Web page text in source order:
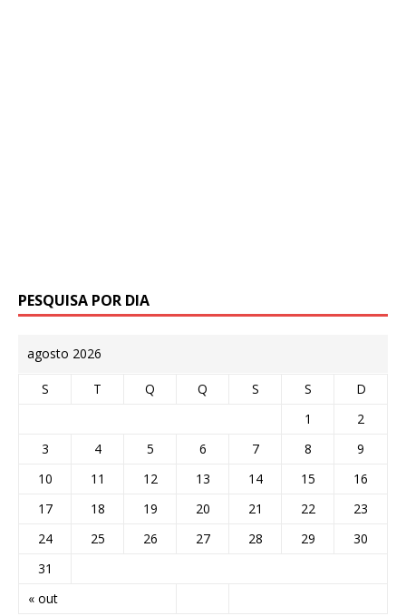
PESQUISA POR DIA
agosto 2026
S T Q Q S S D
« out
1
2
3
4 5 6 7 8
9
10
11 12 13 14 15
16
17
18 19 20 21 22
23
24
25 26 27 28 29
30
31